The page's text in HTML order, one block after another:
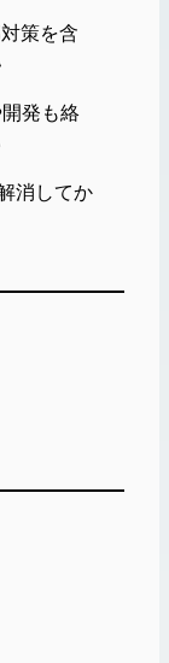
策を含
発も絡
消してか